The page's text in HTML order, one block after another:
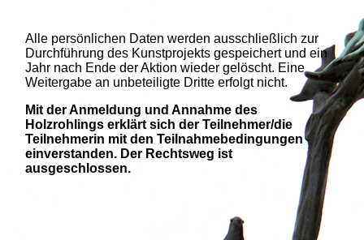
Alle persönlichen Daten werden ausschließlich zur
Durchführung des Kunstprojekts gespeichert und ein
Jahr nach Ende der Aktion wieder gelöscht. Eine
Weitergabe an unbeteiligte Dritte erfolgt nicht.
Mit der Anmeldung und Annahme des
Holzrohlings erklärt sich der Teilnehmer/die
Teilnehmerin mit den Teilnahmebedingungen
einverstanden. Der Rechtsweg ist
ausgeschlossen.